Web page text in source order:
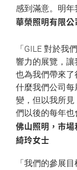
感到滿意。明年
華榮照明有限
「GILE 對於我
響力的展覽，讓
也為我們帶來
什麼我們公司每
變，但以我所
們以後的每年也
佛山照明，市
綺玲女士
「我們的參展